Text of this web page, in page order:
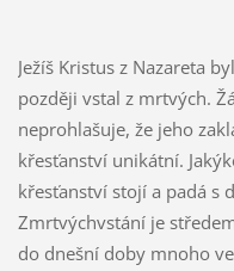
Ježíš Kristus z Nazareta
později vstal z mrtvých.
neprohlašuje, že jeho
křesťanství unikátní.
křesťanství stojí a padá s
Zmrtvýchvstání je
do dnešní doby mnoho